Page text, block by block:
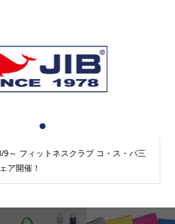
9～ フィットネスクラブ コ・ス・パ三
ア開催！
2